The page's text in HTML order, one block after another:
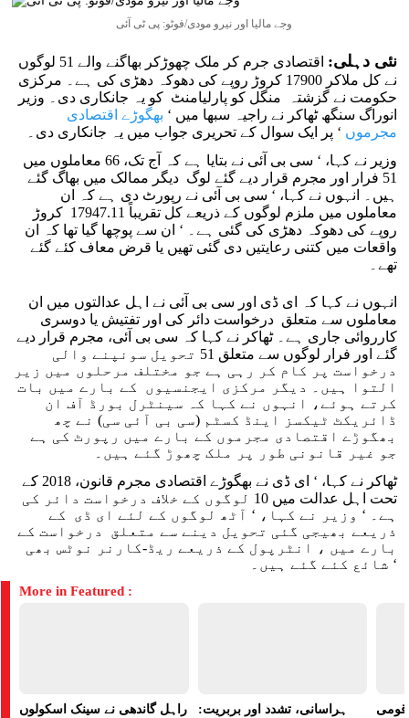
وجے مالیا اور نیرو مودی/فوٹو: پی ٹی آئی
نئی دہلی:
اقتصادی جرم کر ملک چھوڑ‌کر بھاگنے والے 51 لوگوں
نے کل ملاکر 17900 کروڑ روپے کی دھوکہ دھڑی کی ہے۔ مرکزی
حکومت نے گزشتہ منگل کو پارلیامنٹ کو یہ جانکاری دی۔ وزیر
انوراگ سنگھ ٹھاکر نے راجیہ سبھا میں ‘ بھگوڑے اقتصادی
مجرموں ‘ پر ایک سوال کے تحریری جواب میں یہ جانکاری دی۔
وزیر نے کہا، ‘ سی بی آئی نے بتایا ہے کہ آج تک، 66 معاملوں میں
51 فرار اور مجرم قرار دیے گئے لوگ دیگر ممالک میں بھاگ گئے
ہیں۔ انہوں نے کہا، ‘ سی بی آئی نے رپورٹ دی ہے کہ ان
معاملوں میں ملزم لوگوں کے ذریعے کل تقریباً 17947.11 کروڑ
روپے کی دھوکہ دھڑی کی گئی ہے۔ ‘ ان سے پوچھا گیا تھا کہ ان
واقعات میں کتنی رعایتیں دی گئی تھیں یا قرض معاف کئے گئے
تھے۔
انہوں نے کہا کہ ای ڈی اور سی بی آئی نے اہل عدالتوں میں ان
معاملوں سے متعلق درخواست دائر کی اور تفتیش یا دوسری
کارروائی جاری ہے۔ ٹھاکر نے کہا کہ سی بی آئی، مجرم قرار دیے
گئے اور فرار لوگوں سے متعلق 51 تحویل سونپنے والی
درخواست پر کام کر رہی ہے جو مختلف مرحلوں میں زیر
التوا ہیں۔ دیگر مرکزی ایجنسیوں کے بارے میں بات
کرتے ہوئے، انہوں نے کہا کہ سینٹرل بورڈ آف ان
ڈائریکٹ ٹیکسز اینڈ کسٹم (سی بی آئی سی) نے چھ
بھگوڑے اقتصادی مجرموں کے بارے میں رپورٹ کی ہے
جو غیر قانونی طور پر ملک چھوڑ گئے ہیں۔
ٹھاکر نے کہا، ‘ ای ڈی نے بھگوڑے اقتصادی مجرم قانون، 2018 کے
تحت اہل عدالت میں 10 لوگوں کے خلاف درخواست دائر کی
ہے۔ ‘ وزیر نے کہا، ‘ آٹھ لوگوں کے لئے ای ڈی کے
ذریعے بھیجی گئی تحویل دینے سے متعلق درخواست کے
بارے میں ، انٹرپول کے ذریعے ریڈ-کارنر نوٹس بھی
شائع کئے گئے ہیں۔ ‘
More in Featured :
راہل گاندھی نے سینک اسکولوں
ہراسانی، تشدد اور بربریت:
قومی